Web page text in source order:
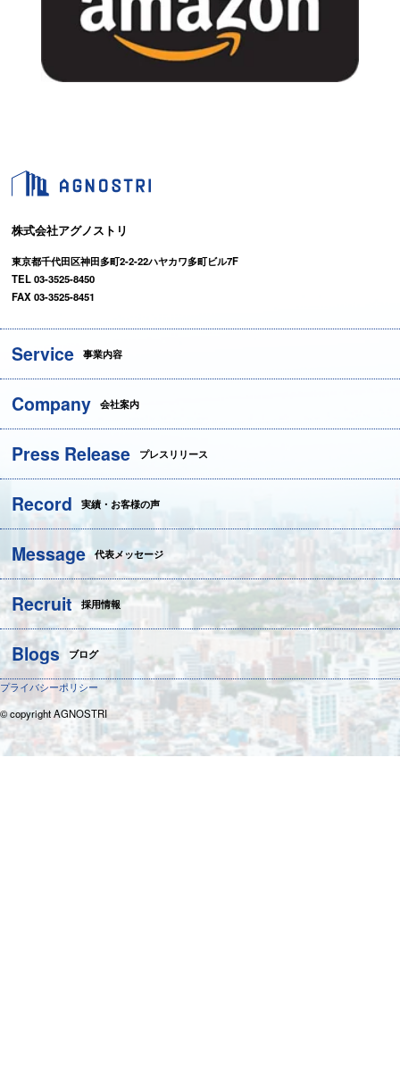
株式会社アグノストリ
東京都千代田区神田多町2-2-22ハヤカワ多町ビル7F
TEL 03-3525-8450
FAX 03-3525-8451
Service 事業内容
Company 会社案内
Press Release プレスリリース
Record 実績・お客様の声
Message 代表メッセージ
Recruit 採用情報
Blogs ブログ
プライバシーポリシー
© copyright AGNOSTRI